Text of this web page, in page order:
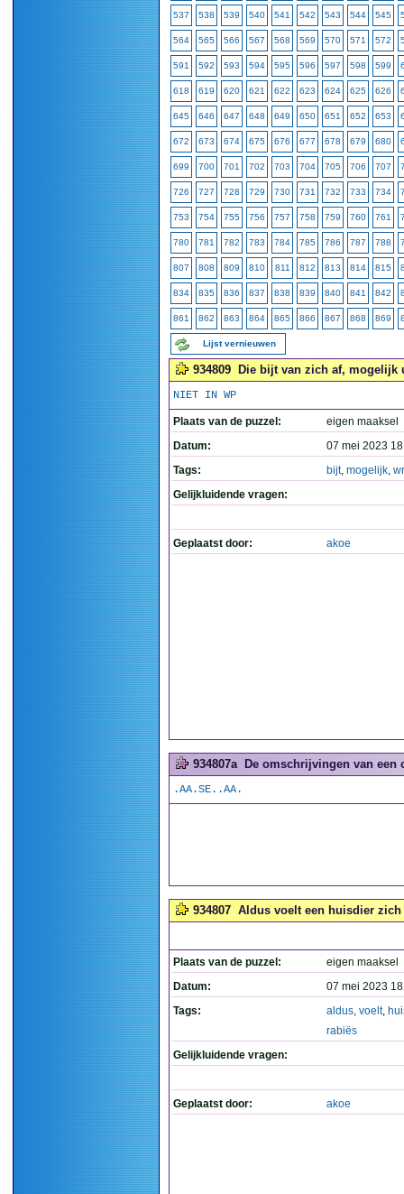
537 538 539 540 541 542 543 544 545
564 565 566 567 568 569 570 571 572
591 592 593 594 595 596 597 598 599
618 619 620 621 622 623 624 625 626
645 646 647 648 649 650 651 652 653
672 673 674 675 676 677 678 679 680
699 700 701 702 703 704 705 706 707
726 727 728 729 730 731 732 733 734
753 754 755 756 757 758 759 760 761
780 781 782 783 784 785 786 787 788
807 808 809 810 811 812 813 814 815
834 835 836 837 838 839 840 841 842
861 862 863 864 865 866 867 868 869
Lijst vernieuwen
934809 Die bijt van zich af, mogelijk
NIET IN WP
Plaats van de puzzel:
eigen maaksel
Datum:
07 mei 2023
Tags:
bijt, mogelijk,
Gelijkluidende vragen:
Geplaatst door: akoe
934807a De omschrijvingen van een
.AA.SE..AA.
934807 Aldus voelt een huisdier zich
Plaats van de puzzel:
eigen maaksel
Datum:
07 mei 2023
Tags:
aldus, voelt,
rabiës
Gelijkluidende vragen:
Geplaatst door: akoe